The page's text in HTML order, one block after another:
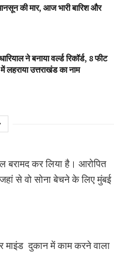
की मार, आज भारी बारिश और
ने बनाया वर्ल्ड रिकॉर्ड, 8 फीट
लहराया उत्तराखंड का नाम
बरामद कर लिया है। आरोपित
से वो सोना बेचने के लिए मुंबई
माइंड दुकान में काम करने वाला